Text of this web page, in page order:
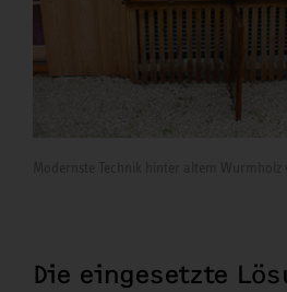
Die eingesetzte